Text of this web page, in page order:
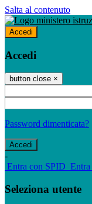
Salta al contenuto
Accedi
Accedi
button close ×
Password dimenticata?
-
Entra con SPID
Seleziona utente